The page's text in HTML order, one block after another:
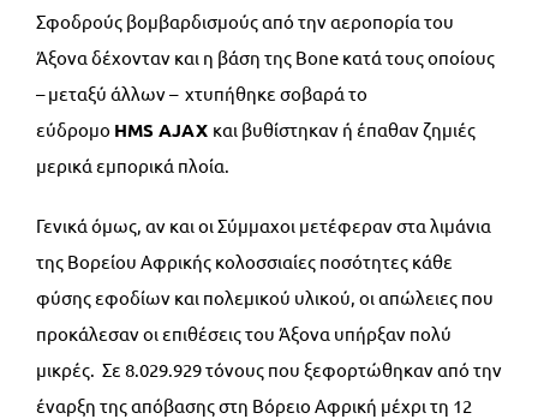
Σφοδρούς βομβαρδισμούς από την αεροπορία του
Άξονα δέχονταν και η βάση της Bone κατά τους οποίους
– μεταξύ άλλων – χτυπήθηκε σοβαρά το
εύδρομο HMS AJAX και βυθίστηκαν ή έπαθαν ζημιές
μερικά εμπορικά πλοία.
Γενικά όμως, αν και οι Σύμμαχοι μετέφεραν στα λιμάνια
της Βορείου Αφρικής κολοσσιαίες ποσότητες κάθε
φύσης εφοδίων και πολεμικού υλικού, οι απώλειες που
προκάλεσαν οι επιθέσεις του Άξονα υπήρξαν πολύ
μικρές. Σε 8.029.929 τόνους που ξεφορτώθηκαν από την
έναρξη της απόβασης στη Βόρειο Αφρική μέχρι τη 12